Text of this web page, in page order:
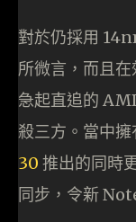
對於仍採用
所微言，而且
急起直追的
殺三方。當中
30 推出的同時
同步，令新